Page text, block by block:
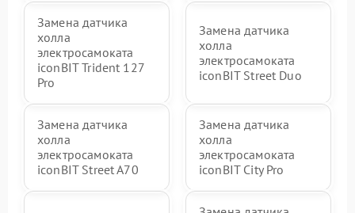
Замена датчика
холла
электросамоката
iconBIT Trident 127
Pro
Замена датчика
холла
электросамоката
iconBIT Street Duo
Замена датчика
холла
электросамоката
iconBIT Street A70
Замена датчика
холла
электросамоката
iconBIT City Pro